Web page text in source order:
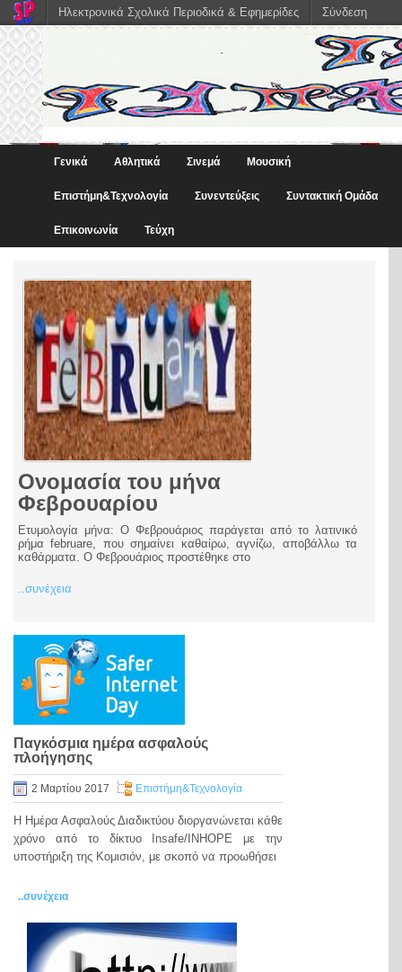
Γενικά Αθλητικά Σινεμά Μουσική
Eπιστήμη&Τεχνολογία Συνεντεύξεις Συντακτική Ομάδα
Επικοινωνία Τεύχη
Ονομασία του μήνα
Φεβρουαρίου
Ετυμολογία μήνα: Ο Φεβρουάριος παράγεται από το λατινικό
ρήμα februare, που σημαίνει καθαίρω, αγνίζω, αποβάλλω τα
καθάρματα. Ο Φεβρουάριος προστέθηκε στο
..συνέχεια
Παγκόσμια ημέρα ασφαλούς
πλοήγησης
2 Μαρτίου 2017 Eπιστήμη&Τεχνολογία
Η Ημέρα Ασφαλούς Διαδικτύου διοργανώνεται κάθε
χρόνο από το δίκτυο Insafe/INHOPE με την
υποστήριξη της Κομισιόν, με σκοπό να προωθήσει
..συνέχεια
Ηλεκτρονικά Σχολικά Περιοδικά & Εφημερίδες Σύνδεση